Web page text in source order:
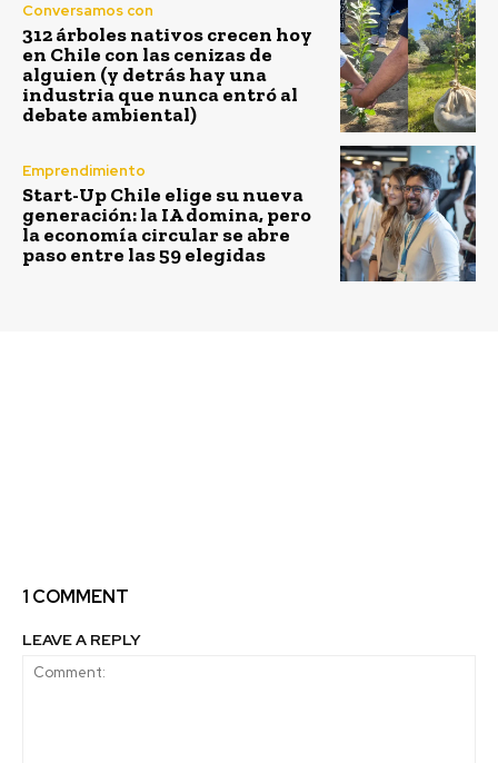
Conversamos con
312 árboles nativos crecen hoy
en Chile con las cenizas de
alguien (y detrás hay una
industria que nunca entró al
debate ambiental)
Emprendimiento
Start-Up Chile elige su nueva
generación: la IA domina, pero
la economía circular se abre
paso entre las 59 elegidas
1 COMMENT
LEAVE A REPLY